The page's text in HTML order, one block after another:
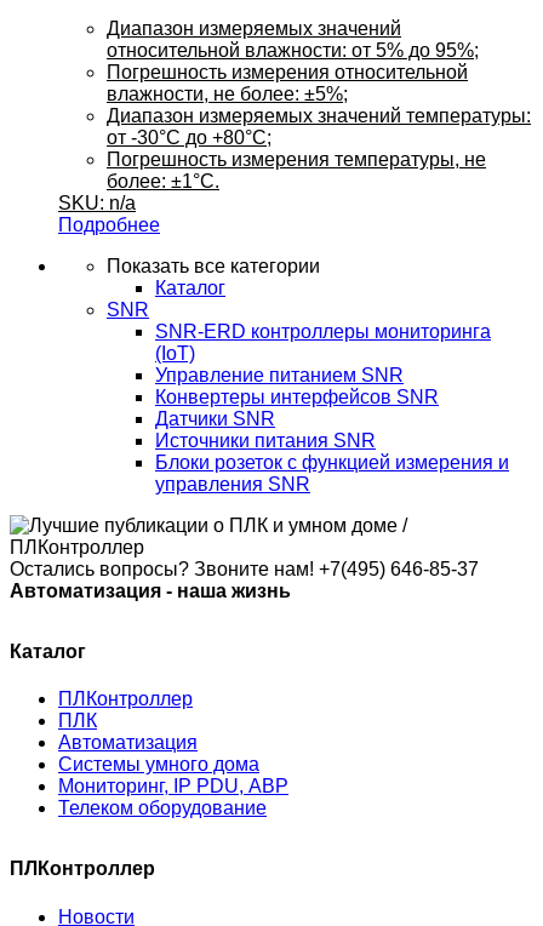
Диапазон измеряемых значений
относительной влажности: от 5% до 95%;
Погрешность измерения относительной
влажности, не более: ±5%;
Диапазон измеряемых значений температуры:
от -30°С до +80°С;
Погрешность измерения температуры, не
более: ±1°С.
SKU: n/a
Подробнее
Показать все категории
Каталог
SNR
SNR-ERD контроллеры мониторинга
(IoT)
Управление питанием SNR
Конвертеры интерфейсов SNR
Датчики SNR
Источники питания SNR
Блоки розеток с функцией измерения и
управления SNR
Остались вопросы? Звоните нам! +7(495) 646-85-37
Автоматизация - наша жизнь
Каталог
ПЛКонтроллер
ПЛК
Автоматизация
Системы умного дома
Мониторинг, IP PDU, АВР
Телеком оборудование
ПЛКонтроллер
Новости